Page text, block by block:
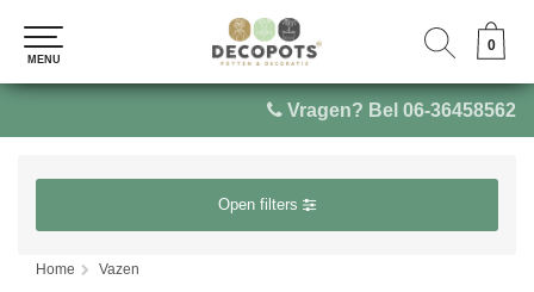
Vragen? Bel 06-36458562
0
MENU
0
MENU
Open filters
Home Vazen